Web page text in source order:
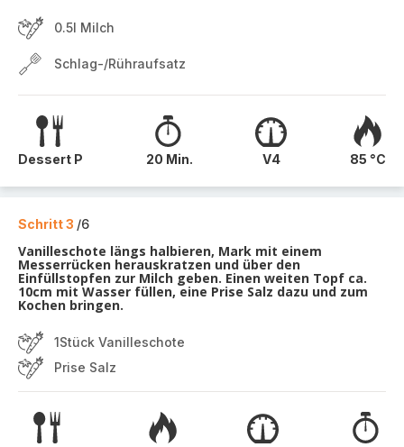
0.5l Milch
Schlag-/Rühraufsatz
Dessert P 20 Min. V4 85 °C
Schritt 3 /6
Vanilleschote längs halbieren, Mark mit einem
Messerrücken herauskratzen und über den
Einfüllstopfen zur Milch geben. Einen weiten Topf ca.
10cm mit Wasser füllen, eine Prise Salz dazu und zum
Kochen bringen.
1Stück Vanilleschote
Prise Salz